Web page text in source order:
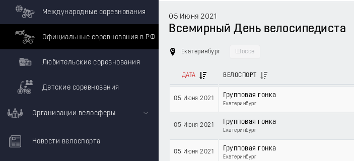
Международные соревнования
Официальные соревнования в РФ
Любительские соревнования
Детские соревнования
Организации велосферы
Новости велоспорта
05 Июня 2021
Всемирный День велосипедиста
Екатеринбург Шоссе
ДАТА ВЕЛОСПОРТ
05 Июня 2021 Групповая гонка
Екатеринбург
05 Июня 2021 Групповая гонка
Екатеринбург
05 Июня 2021 Групповая гонка
Екатеринбург